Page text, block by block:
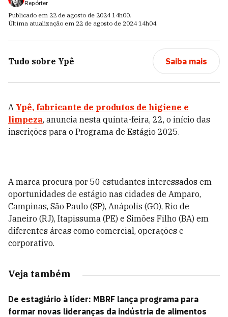
Repórter
Publicado em 22 de agosto de 2024 14h00.
Última atualização em 22 de agosto de 2024 14h04.
Tudo sobre Ypê Saiba mais
A Ypê, fabricante de produtos de higiene e
limpeza, anuncia nesta quinta-feira, 22, o início das
inscrições para o Programa de Estágio 2025.
A marca procura por 50 estudantes interessados em
oportunidades de estágio nas cidades de Amparo,
Campinas, São Paulo (SP), Anápolis (GO), Rio de
Janeiro (RJ), Itapissuma (PE) e Simões Filho (BA) em
diferentes áreas como comercial, operações e
corporativo.
Veja também
De estagiário à líder: MBRF lança programa para
formar novas lideranças da indústria de alimentos